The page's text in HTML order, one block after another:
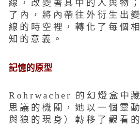
線，改變著其中的人與物
了內，將內帶往外衍生出
線的時空裡，轉化了每個
知的意義。
記憶的原型
Rohrwacher 的幻燈盒中
思議的機關，她以一個靈
與狼的現身）轉移了觀看